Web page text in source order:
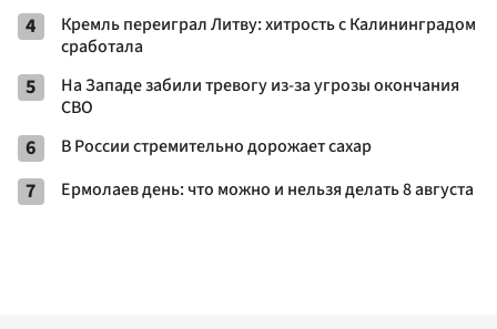
4
Кремль переиграл Литву: хитрость с Калининградом
сработала
5
На Западе забили тревогу из-за угрозы окончания
СВО
6 В России стремительно дорожает сахар
7 Ермолаев день: что можно и нельзя делать 8 августа